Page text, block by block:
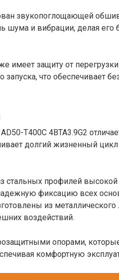
звукопоглощающей
шума и вибрации, делая
имеет защиту от
запуска, что обеспечивает
T400C 4BTA3.9G2
долгий жизненный
стальных профилей высокой
фиксацию всех
из металлического
воздействий.
опорами,
комфортную